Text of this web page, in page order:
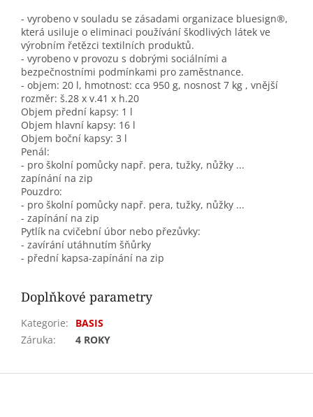
- vyrobeno v souladu se zásadami organizace bluesign®,
která usiluje o eliminaci používání škodlivých látek ve
výrobním řetězci textilních produktů.
- vyrobeno v provozu s dobrými sociálními a
bezpečnostními podmínkami pro zaměstnance.
- objem: 20 l, hmotnost: cca 950 g, nosnost 7 kg , vnější
rozměr: š.28 x v.41 x h.20
Objem přední kapsy: 1 l
Objem hlavní kapsy: 16 l
Objem boční kapsy: 3 l
Penál:
- pro školní pomůcky např. pera, tužky, nůžky ...
zapínání na zip
Pouzdro:
- pro školní pomůcky např. pera, tužky, nůžky ...
- zapínání na zip
Pytlík na cvičební úbor nebo přezůvky:
- zavírání utáhnutím šňůrky
- přední kapsa-zapínání na zip
Doplňkové parametry
Kategorie:
BASIS
Záruka: 4 ROKY
Z